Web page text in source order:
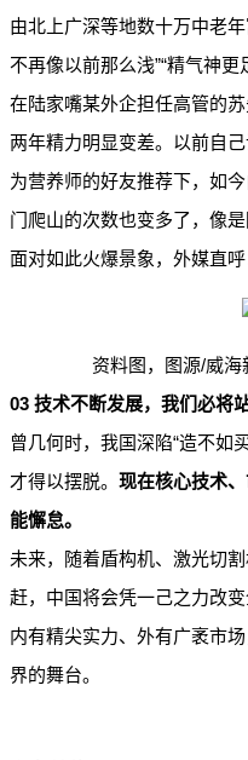
由北上广深等地数十万中老
不再像以前那么浅”“精气神更
在陆家嘴某外企担任高管的
两年精力明显变差。以前自
为营养师的好友推荐下，如
门爬山的次数也变多了，像是
面对如此火爆景象，外媒直呼
资料图，图源/威海
03 技术不断发展，我们必将
曾几何时，我国深陷“造不如
才得以摆脱。 现在核心技术
能懈怠。
未来，随着盾构机、激光切
赶，中国将会凭一己之力改变
内有精尖实力、外有广袤市
界的舞台。